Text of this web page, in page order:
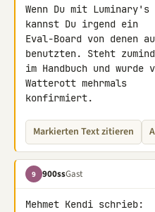
Wenn Du mit
kannst Du irgend ein
Eval-Board von denen
benutzten. Steht
im Handbuch und wurde
Watterott mehrmals
konfirmiert.
Markierten Text zitieren
9 900ssGast